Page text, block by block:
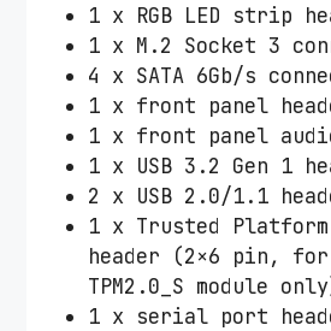
1 x RGB LED strip
1 x M.2 Socket 3
4 x SATA 6Gb/s
1 x front panel
1 x front panel
1 x USB 3.2 Gen 1
2 x USB 2.0/1.1
1 x Trusted Platform
header (2×6 pin, for
TPM2.0_S module
1 x serial port